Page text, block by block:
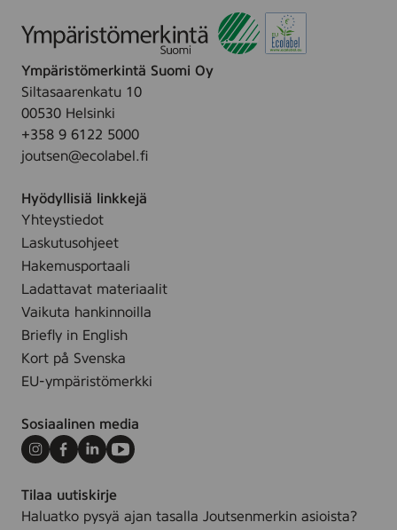
Ympäristömerkintä Suomi Oy
Siltasaarenkatu 10
00530 Helsinki
+358 9 6122 5000
joutsen@ecolabel.fi
Hyödyllisiä linkkejä
Yhteystiedot
Laskutusohjeet
Hakemusportaali
Ladattavat materiaalit
Vaikuta hankinnoilla
Briefly in English
Kort på Svenska
EU-ympäristömerkki
Sosiaalinen media
Instagram
Facebook
LinkedInYoutube
Tilaa uutiskirje
Haluatko pysyä ajan tasalla Joutsenmerkin asioista?